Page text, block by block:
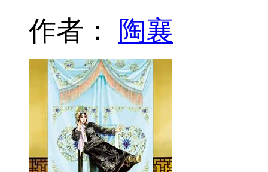
作者： 陶襄